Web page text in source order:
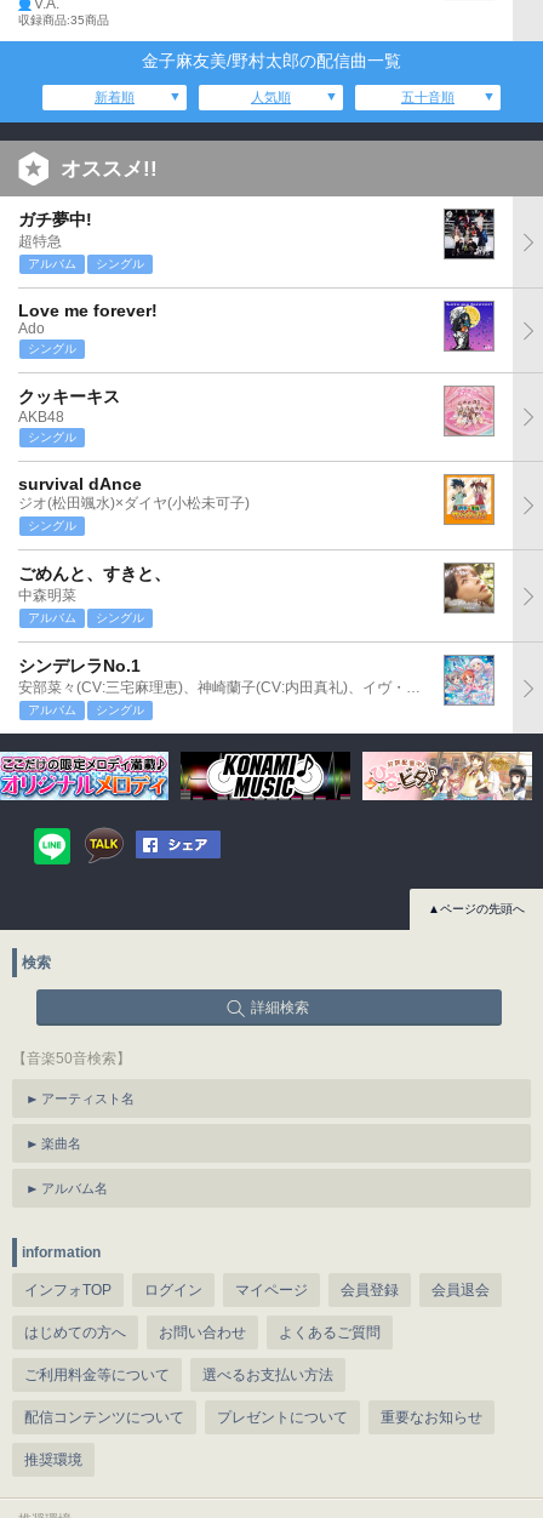
V.A.
収録商品:35商品
金子麻友美/野村太郎の配信曲一覧
新着順 人気順 五十音順
オススメ!!
ガチ夢中!
超特急
アルバム シングル
Love me forever!
Ado
シングル
クッキーキス
AKB48
シングル
survival dAnce
ジオ(松田颯水)×ダイヤ(小松未可子)
シングル
ごめんと、すきと、
中森明菜
アルバム シングル
シンデレラNo.1
安部菜々(CV:三宅麻理恵)、神崎蘭子(CV:内田真礼)、イヴ・サンタクロース(CV:松永あかね)
アルバム シングル
▲ページの先頭へ
検索
詳細検索
【音楽50音検索】
アーティスト名
楽曲名
アルバム名
information
インフォTOP ログイン マイページ 会員登録 会員退会
はじめての方へ お問い合わせ よくあるご質問
ご利用料金等について 選べるお支払い方法
配信コンテンツについて プレゼントについて 重要なお知らせ
推奨環境